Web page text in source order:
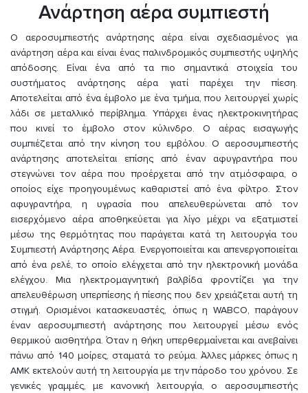
Ανάρτηση αέρα συμπιεστή
Ο αεροσυμπιεστής ανάρτησης αέρα είναι σχεδιασμένος για
ανάρτηση αέρα και είναι ένας παλινδρομικός συμπιεστής υψηλής
απόδοσης. Είναι ένα από τα πιο σημαντικά στοιχεία του
συστήματος ανάρτησης αέρα γιατί παρέχει την πίεση.
Αποτελείται από ένα έμβολο με ένα τμήμα, που λειτουργεί χωρίς
λάδι σε μεταλλικό περίβλημα. Υπάρχει ένας ηλεκτροκινητήρας
που κινεί το έμβολο στον κύλινδρο. Ο αέρας εισαγωγής
συμπιέζεται από την κίνηση του εμβόλου. Ο αεροσυμπιεστής
ανάρτησης αποτελείται επίσης από έναν αφυγραντήρα που
στεγνώνει τον αέρα που προέρχεται από την ατμόσφαιρα, ο
οποίος είχε προηγουμένως καθαριστεί από ένα φίλτρο. Στον
αφυγραντήρα, η υγρασία που απελευθερώνεται από τον
εισερχόμενο αέρα αποθηκεύεται για λίγο μέχρι να εξατμιστεί
μέσω της θερμότητας που παράγεται κατά τη λειτουργία του
Συμπιεστή Ανάρτησης Αέρα. Ενεργοποιείται και απενεργοποιείται
από ένα ρελέ, το οποίο ελέγχεται από την ηλεκτρονική μονάδα
ελέγχου. Μια ηλεκτρομαγνητική βαλβίδα φροντίζει για την
απελευθέρωση υπερπίεσης ή πίεσης που δεν χρειάζεται αυτή τη
στιγμή. Ορισμένοι κατασκευαστές, όπως η WABCO, παράγουν
έναν αεροσυμπιεστή ανάρτησης που λειτουργεί μέσω ενός
θερμικού αισθητήρα. Όταν η θήκη υπερθερμαίνεται και ανεβαίνει
πάνω από 140 μοίρες, σταματά το ρεύμα. Άλλες μάρκες όπως η
AMK εκτελούν αυτή τη λειτουργία με την πάροδο του χρόνου. Σε
γενικές γραμμές, με κανονική λειτουργία, ο αεροσυμπιεστής